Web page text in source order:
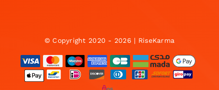
© Copyright 2020 - 2026 | RiseKarma